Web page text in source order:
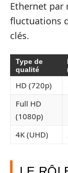
Ethernet par
fluctuations
clés.
Type de
qualité
HD (720p)
Full HD
(1080p)
4K (UHD)